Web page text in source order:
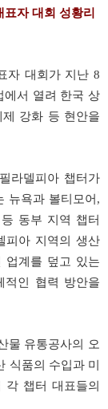
자 대회 성황리
자 대회가 지난 8
에서 열려 한국 상
강화 등 현안을
라델피아 챕터가
뉴욕과 볼티모어,
동부 지역 챕터
피아 지역의 생산
업계를 덮고 있는
적인 협력 방안을
물 유통공사의 오
식품의 수입과 미
챕터 대표들의